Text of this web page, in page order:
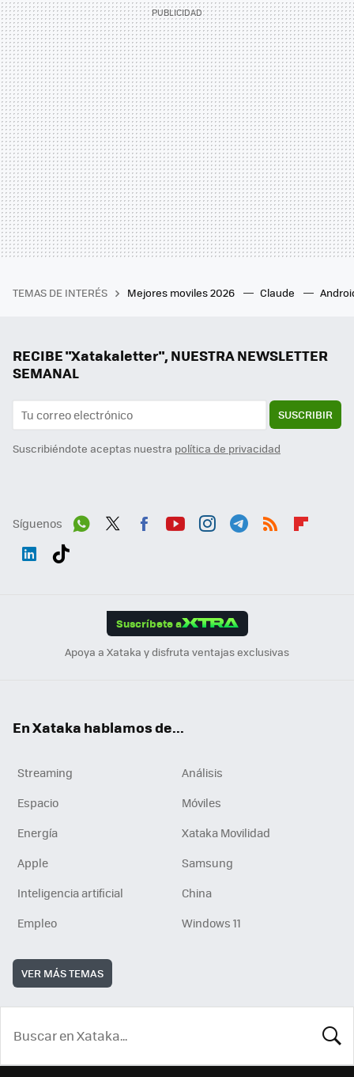
TEMAS DE INTERÉS Mejores moviles 2026 Claude
RECIBE "Xatakaletter", NUESTRA NEWSLETTER
SEMANAL
SUSCRIBIR
Suscribiéndote aceptas nuestra política de privacidad
Síguenos
Suscríbete a
Apoya a Xataka y disfruta ventajas exclusivas
En Xataka hablamos de...
Streaming
Análisis
Espacio
Móviles
Energía
Xataka Movilidad
Apple
Samsung
Inteligencia artificial
China
Empleo
Windows 11
VER MÁS TEMAS